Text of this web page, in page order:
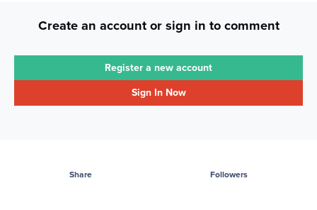
Create an account or sign in to comment
Register a new account
Sign In Now
Share Followers